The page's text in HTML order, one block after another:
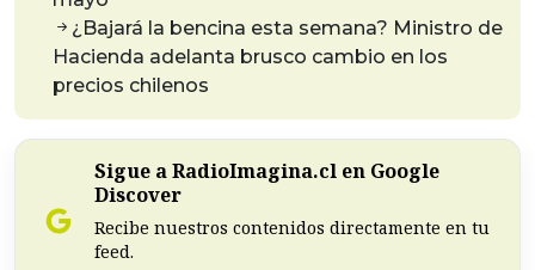
¿Bajará la bencina esta semana? Ministro de
Hacienda adelanta brusco cambio en los
precios chilenos
Sigue a RadioImagina.cl en Google
Discover
Recibe nuestros contenidos directamente en tu
feed.